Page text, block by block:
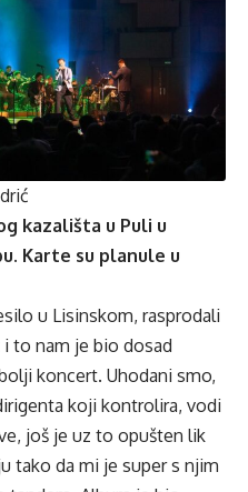
kazališta u Puli u
Karte su planule u
u Lisinskom, rasprodali
to nam je bio dosad
koncert. Uhodani smo,
koji kontrolira, vodi
još je uz to opušten lik
tako da mi je super s njim